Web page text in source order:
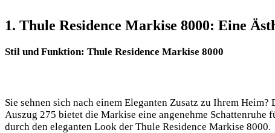
1. Thule Residence Markise 8000: Eine
Stil und Funktion: Thule Residence Markise 8000
Sie sehnen sich nach einem Eleganten Zusatz zu Ihrem
Auszug 275 bietet die Markise eine angenehme
durch den eleganten Look der Thule Residence Markise 8000.